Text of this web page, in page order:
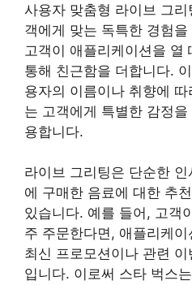
사용자 맞춤형 라이브 그
객에게 맞는 독특한 경험
고객이 애플리케이션을 열
통해 친근함을 더합니다.
용자의 이름이나 취향에
는 고객에게 특별한 감정
용합니다.
라이브 그리팅은 단순한
에 구매한 음료에 대한 추
있습니다. 예를 들어, 고객
주 주문한다면, 애플리케
최신 프로모션이나 관련
입니다. 이로써 스타 벅스